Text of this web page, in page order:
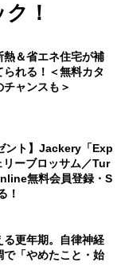
！
＆省エネ住宅が補
られる！＜無料カタ
ャンスも＞
ント】Jackery「Exp
ーブロッサム／Tur
無料会員登録・S
！
更年期。自律神経
「やめたこと・始